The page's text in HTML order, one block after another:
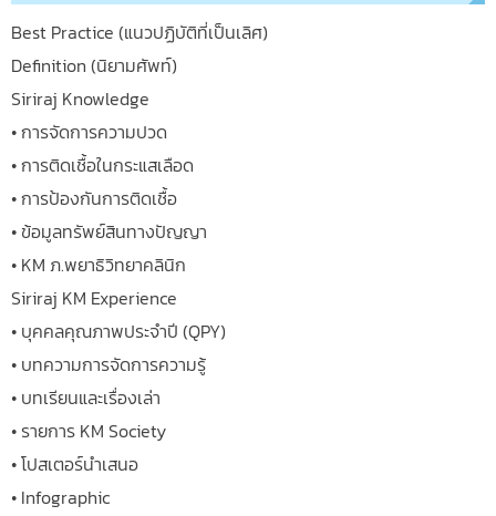
Best Practice (แนวปฏิบัติที่เป็นเลิศ)
Definition (นิยามศัพท์)
Siriraj Knowledge
• การจัดการความปวด
• การติดเชื้อในกระแสเลือด
• การป้องกันการติดเชื้อ
• ข้อมูลทรัพย์สินทางปัญญา
• KM ภ.พยาธิวิทยาคลินิก
Siriraj KM Experience
• บุคคลคุณภาพประจำปี (QPY)
• บทความการจัดการความรู้
• บทเรียนและเรื่องเล่า
• รายการ KM Society
• โปสเตอร์นำเสนอ
• Infographic